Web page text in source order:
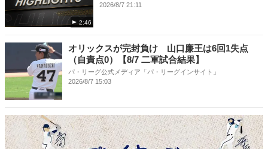
2:46
2026/8/7 21:11
オリックスが完封負け 山口廉王は6回1失点
（自責点0）【8/7 二軍試合結果】
パ・リーグ公式メディア「パ・リーグインサイト」
2026/8/7 15:03